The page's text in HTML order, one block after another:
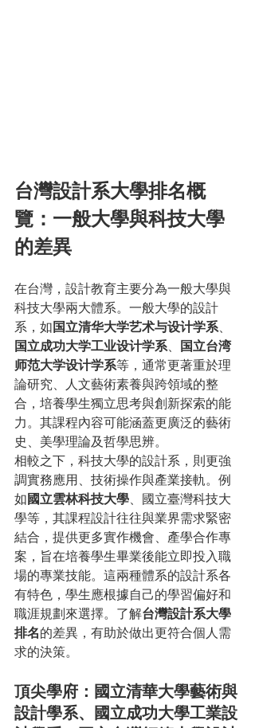
台灣設計系大學排名概
覽：一般大學與科技大學
的差異
在台灣，設計教育主要分為一般大學與
科技大學兩大體系。一般大學的設計
系，如 国立清华大学艺术与设计学系、
国立成功大学工业设计学系、
国立台湾
师范大学设计学系等，通常更著重於理
論研究、人文藝術素養與跨領域的整
合，培養學生獨立思考與創新探索的能
力。其課程內容可能涵蓋更廣泛的藝術
史、美學理論及哲學思辨。
相較之下，科技大學的設計系，則更強
調實務應用、技術操作與產業接軌。例
如 國立雲林科技大學、國立臺灣科技大
學等，其課程設計往往與業界需求緊密
結合，提供更多實作機會、產學合作專
案，旨在培養學生畢業後能立即投入職
場的專業技能。這兩種體系的設計系各
有特色，學生應根據自己的學習偏好和
職涯規劃來選擇。了解台灣設計系大學
排名的差異，有助於做出更符合個人需
求的決策。
頂尖學府：國立清華大學藝術與
設計學系、國立成功大學工業設